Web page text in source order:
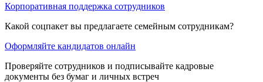
Корпоративная поддержка сотрудников
Какой соцпакет вы предлагаете семейным сотрудникам?
Оформляйте кандидатов онлайн
Проверяйте сотрудников и подписывайте кадровые
документы без бумаг и личных встреч